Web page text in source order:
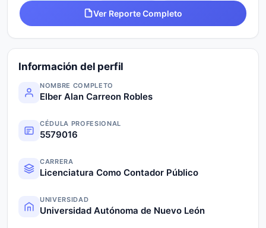
Ver Reporte Completo
Información del perfil
NOMBRE COMPLETO
Elber Alan Carreon Robles
CÉDULA PROFESIONAL
5579016
CARRERA
Licenciatura Como Contador Público
UNIVERSIDAD
Universidad Autónoma de Nuevo León